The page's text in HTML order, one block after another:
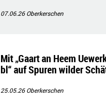
07.06.26Oberkerschen
Mit „Gaart an Heem
bl“ auf Spuren wilder
25.05.26Oberkerschen